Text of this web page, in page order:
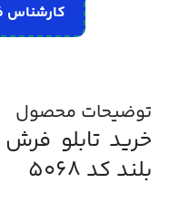
کارشناس
توضیحات محصول
خرید تابلو
بلند کد 5068